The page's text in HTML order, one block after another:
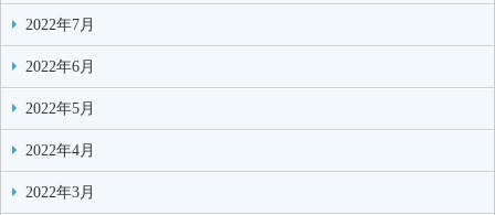
2022年7月
2022年6月
2022年5月
2022年4月
2022年3月